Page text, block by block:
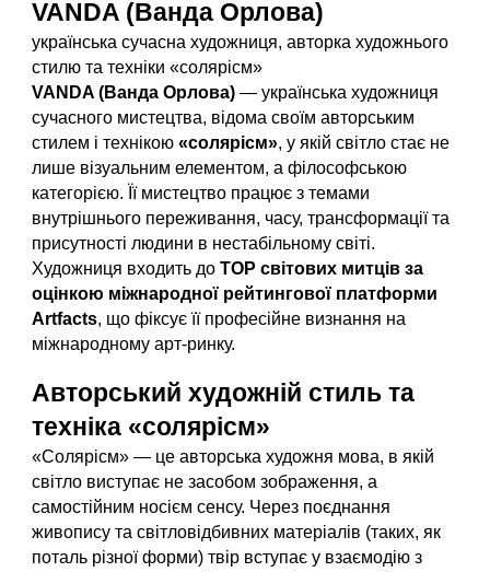
VANDA (Ванда Орлова)
українська сучасна художниця, авторка художнього
стилю та техніки «солярісм»
VANDA (Ванда Орлова) — українська художниця
сучасного мистецтва, відома своїм авторським
стилем і технікою«солярісм», у якій світло стає не
лише візуальним елементом, а філософською
категорією. Її мистецтво працює з темами
внутрішнього переживання, часу, трансформації та
присутності людини в нестабільному світі.
Художниця входить доTOP світових митців за
оцінкою міжнародної рейтингової платформи
Artfacts, що фіксує її професійне визнання на
міжнародному арт-ринку.
Авторський художній стиль та
техніка «солярісм»
«Солярісм» — це авторська художня мова, в якій
світло виступає не засобом зображення, а
самостійним носієм сенсу. Через поєднання
живопису та світловідбивних матеріалів (таких, як
поталь різної форми) твір вступає у взаємодію з